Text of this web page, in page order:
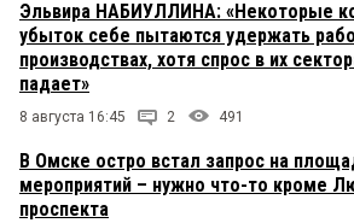
Эльвира НАБИУЛЛИНА: «Некоторые
убыток себе пытаются удержать
производствах, хотя спрос в их
падает»
8 августа 16:45 2 491
В Омске остро встал запрос на
мероприятий – нужно что-то кроме
проспекта